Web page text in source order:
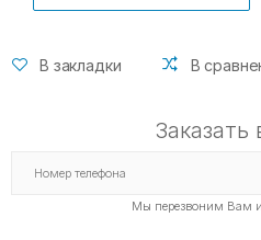
В закладки В
Заказать
Мы перезвоним Вам